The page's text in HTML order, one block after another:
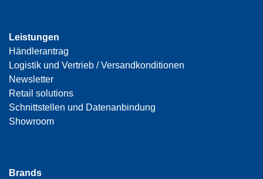
Leistungen
Händlerantrag
Logistik und Vertrieb / Versandkonditionen
Newsletter
Retail solutions
Schnittstellen und Datenanbindung
Showroom
Brands